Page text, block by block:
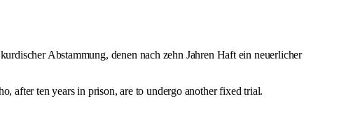
Abstammung, denen nach zehn Jahren Haft ein neuerlicher
after ten years in prison, are to undergo another fixed trial.